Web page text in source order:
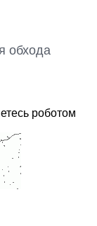
обхода
роботом